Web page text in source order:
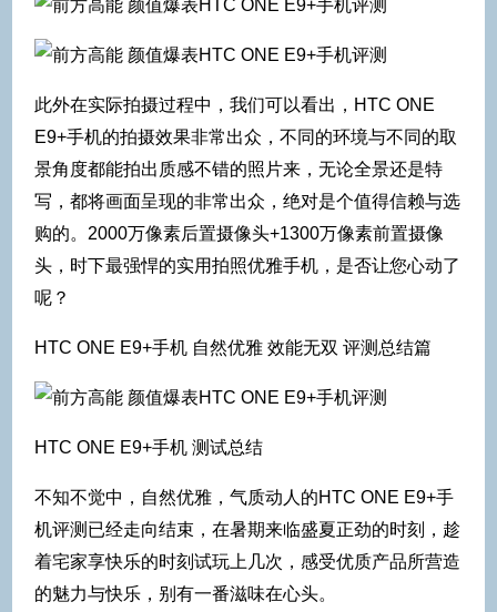
此外在实际拍摄过程中，我们可以看出，HTC ONE
E9+手机的拍摄效果非常出众，不同的环境与不同的取
景角度都能拍出质感不错的照片来，无论全景还是特
写，都将画面呈现的非常出众，绝对是个值得信赖与选
购的。2000万像素后置摄像头+1300万像素前置摄像
头，时下最强悍的实用拍照优雅手机，是否让您心动了
呢？
HTC ONE E9+手机 自然优雅 效能无双 评测总结篇
HTC ONE E9+手机 测试总结
不知不觉中，自然优雅，气质动人的HTC ONE E9+手
机评测已经走向结束，在暑期来临盛夏正劲的时刻，趁
着宅家享快乐的时刻试玩上几次，感受优质产品所营造
的魅力与快乐，别有一番滋味在心头。